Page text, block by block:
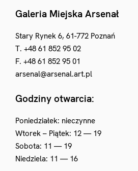
Galeria Miejska Arsenał
Stary Rynek 6, 61-772 Poznań
T. +48 61 852 95 02
F. +48 61 852 95 01
arsenal@arsenal.art.pl
Godziny otwarcia:
Poniedziałek: nieczynne
Wtorek – Piątek: 12 — 19
Sobota: 11 — 19
Niedziela: 11 — 16